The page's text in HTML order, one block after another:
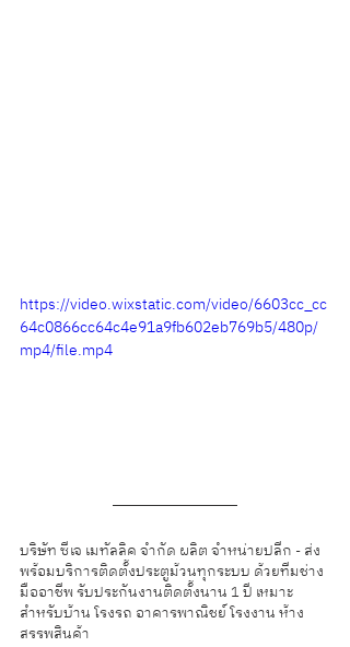
https://video.wixstatic.com/video/6603cc_cc
64c0866cc64c4e91a9fb602eb769b5/480p/
mp4/file.mp4
บริษัท ซีเจ เมทัลลิค จำกัด ผลิต จำหน่ายปลีก - ส่ง
พร้อมบริการติดตั้งประตูม้วนทุกระบบ ด้วยทีมช่าง
มืออาชีพ รับประกันงานติดตั้งนาน 1 ปี เหมาะ
สำหรับบ้าน โรงรถ อาคารพาณิชย์ โรงงาน ห้าง
สรรพสินค้า